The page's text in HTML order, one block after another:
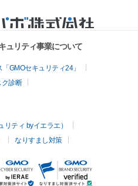
ュリティ事業について
GMOセキュリティ24」
ク診断
ティ byイエラエ）
なりすまし対策